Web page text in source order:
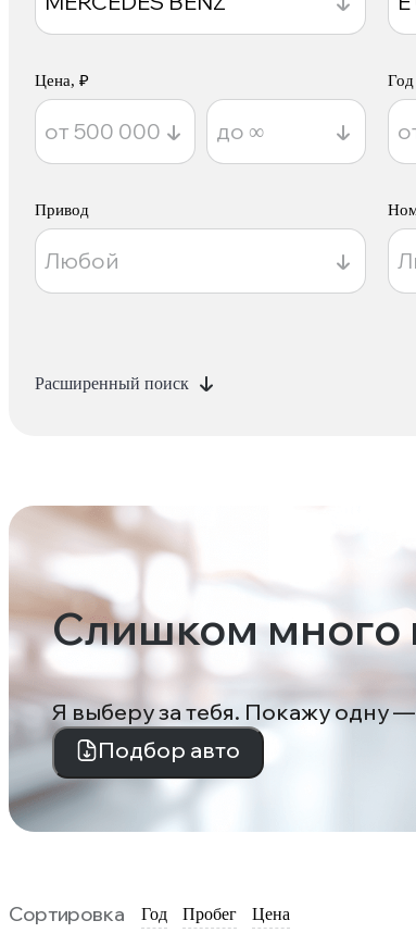
Цена, ₽ Год
Привод
Расширенный поиск
Слишком
Я выберу за тебя. Покажу одну
Подбор авто
Сортировка Год Пробег Цена